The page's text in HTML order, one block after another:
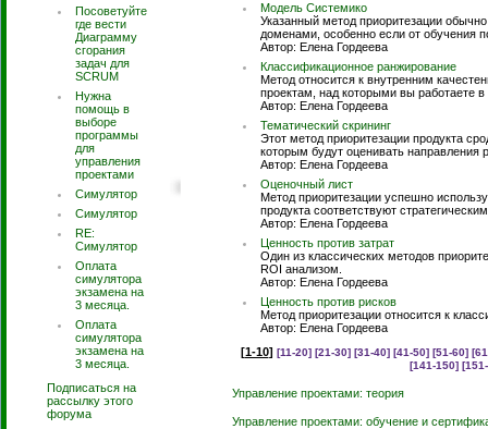
Посоветуйте
где вести
Диаграмму
сгорания
задач для
SCRUM
Нужна
помощь в
выборе
программы
для
управления
проектами
Симулятор
Симулятор
RE:
Симулятор
Оплата
симулятора
экзамена на
3 месяца.
Оплата
симулятора
экзамена на
3 месяца.
Подписаться на
рассылку этого
форума
Модель Системико
Указанный метод приоритезации
доменами, особенно если от обучения
Автор: Елена Гордеева
Классификационное ранжирование
Метод относится к внутренним
проектам, над которыми вы работаете в
Автор: Елена Гордеева
Тематический скрининг
Этот метод приоритезации продукта
которым будут оценивать направления
Автор: Елена Гордеева
Оценочный лист
Метод приоритезации успешно
продукта соответствуют
Автор: Елена Гордеева
Ценность против затрат
Один из классических методов
ROI анализом.
Автор: Елена Гордеева
Ценность против рисков
Метод приоритезации относится к
Автор: Елена Гордеева
[1-10] [11-20] [21-30] [31-40] [41-50] [51-60]
[141-150]
Управление проектами: теория
Управление проектами: обучение и